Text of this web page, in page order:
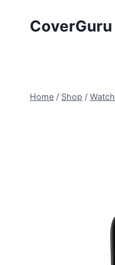
CoverGuru
Home / Shop / Watch